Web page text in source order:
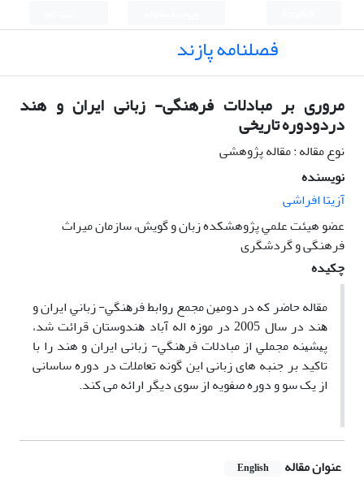
فصلنامه پازند
مروری بر مبادلات فرهنگی- زبانی ایران و هند
دردودوره تاریخی
نوع مقاله : مقاله پژوهشی
نویسنده
آزیتا افراشی
ﻋﻀﻮ هیئت ﻋﻠﻤﻲ پژوهشکده زبان و ﮔﻮﻳﺶ، سازمان میراث
فرهنگی و گردشگری
چکیده
ﻣﻘﺎﻟﻪ ﺣﺎﺿﺮ ﻛﻪ در دوﻣﻴﻦ ﻣﺠﻤﻊ رواﺑﻂ ﻓﺮﻫﻨﮕﻲ- زﺑﺎﻧﻲ اﻳﺮان و
ﻫﻨﺪ در ﺳﺎل 2005 در موزه اله آباد ﻫﻨﺪوﺳﺘﺎن ﻗﺮاﺋﺖ ﺷﺪ،
ﭘﻴﺸﻴﻨﻪ ﻣﺠﻤﻠﻲ از ﻣﺒﺎدلات ﻓﺮﻫﻨﮕﻲ- زبانی ایران و هند را با
تاکید بر جنبه های زبانی این گونه تعاملات در دوره ساسانی
از یک سو و دوره صفویه از سوی دیگر ارائه می کند.
عنوان مقاله English